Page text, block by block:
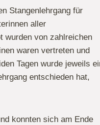
Stangenlehrgang für
aller
wurden von zahlreichen
waren vertreten und
Tagen wurde jeweils
entschieden hat,
konnten sich am Ende